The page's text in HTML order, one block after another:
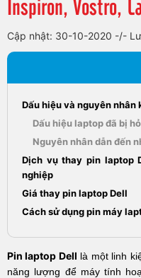
Inspiron, Vostro,
Cập nhật: 30-10-2020 -/-
Dấu hiệu và nguyên
Dấu hiệu laptop đã bị
Nguyên nhân dẫn đến
Dịch vụ thay pin laptop
nghiệp
Giá thay pin laptop Dell
Cách sử dụng pin máy
Pin laptop Dell là một linh
năng lượng để máy tính